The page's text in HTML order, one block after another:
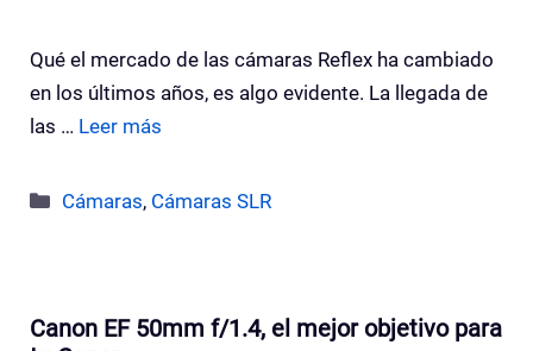
Qué el mercado de las cámaras Reflex ha cambiado
en los últimos años, es algo evidente. La llegada de
las … Leer más
Categorías
Cámaras, Cámaras SLR
Canon EF 50mm f/1.4, el mejor objetivo para